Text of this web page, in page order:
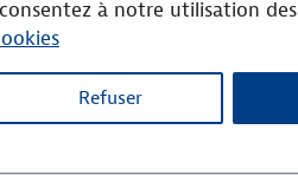
à notre utilisation des
Refuser